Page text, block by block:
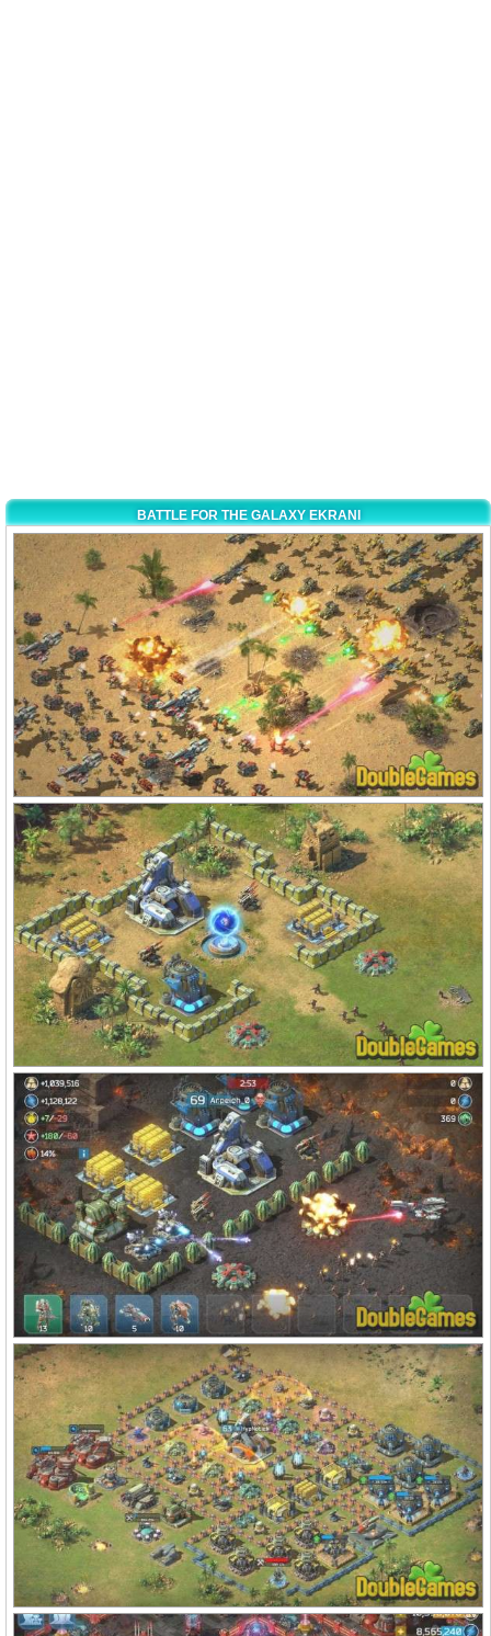
BATTLE FOR THE GALAXY EKRANI